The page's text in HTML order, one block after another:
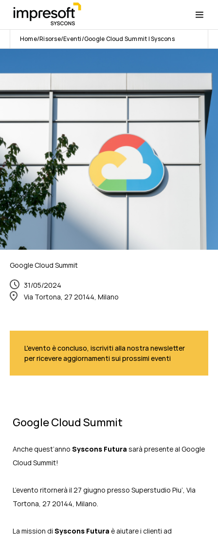
Home Risorse Eventi Google Cloud Summit | Syscons
Google Cloud Summit
31/05/2024
Via Tortona, 27 20144, Milano
L'evento è concluso, iscriviti alla nostra newsletter
per ricevere aggiornamenti sui prossimi eventi
Google Cloud Summit
Anche quest’anno Syscons Futura sarà presente al Google
Cloud Summit!
L’evento ritornerà il 27 giugno presso Superstudio Piu’, Via
Tortona, 27 20144, Milano.
La mission di Syscons Futura è aiutare i clienti ad